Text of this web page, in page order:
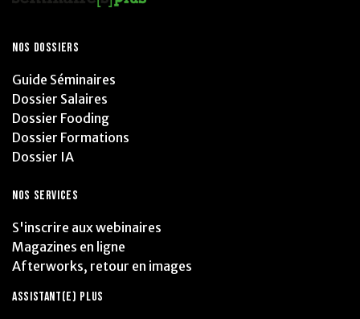
NOS DOSSIERS
Guide Séminaires
Dossier Salaires
Dossier Fooding
Dossier Formations
Dossier IA
NOS SERVICES
S'inscrire aux webinaires
Magazines en ligne
Afterworks, retour en images
ASSISTANT(E) PLUS